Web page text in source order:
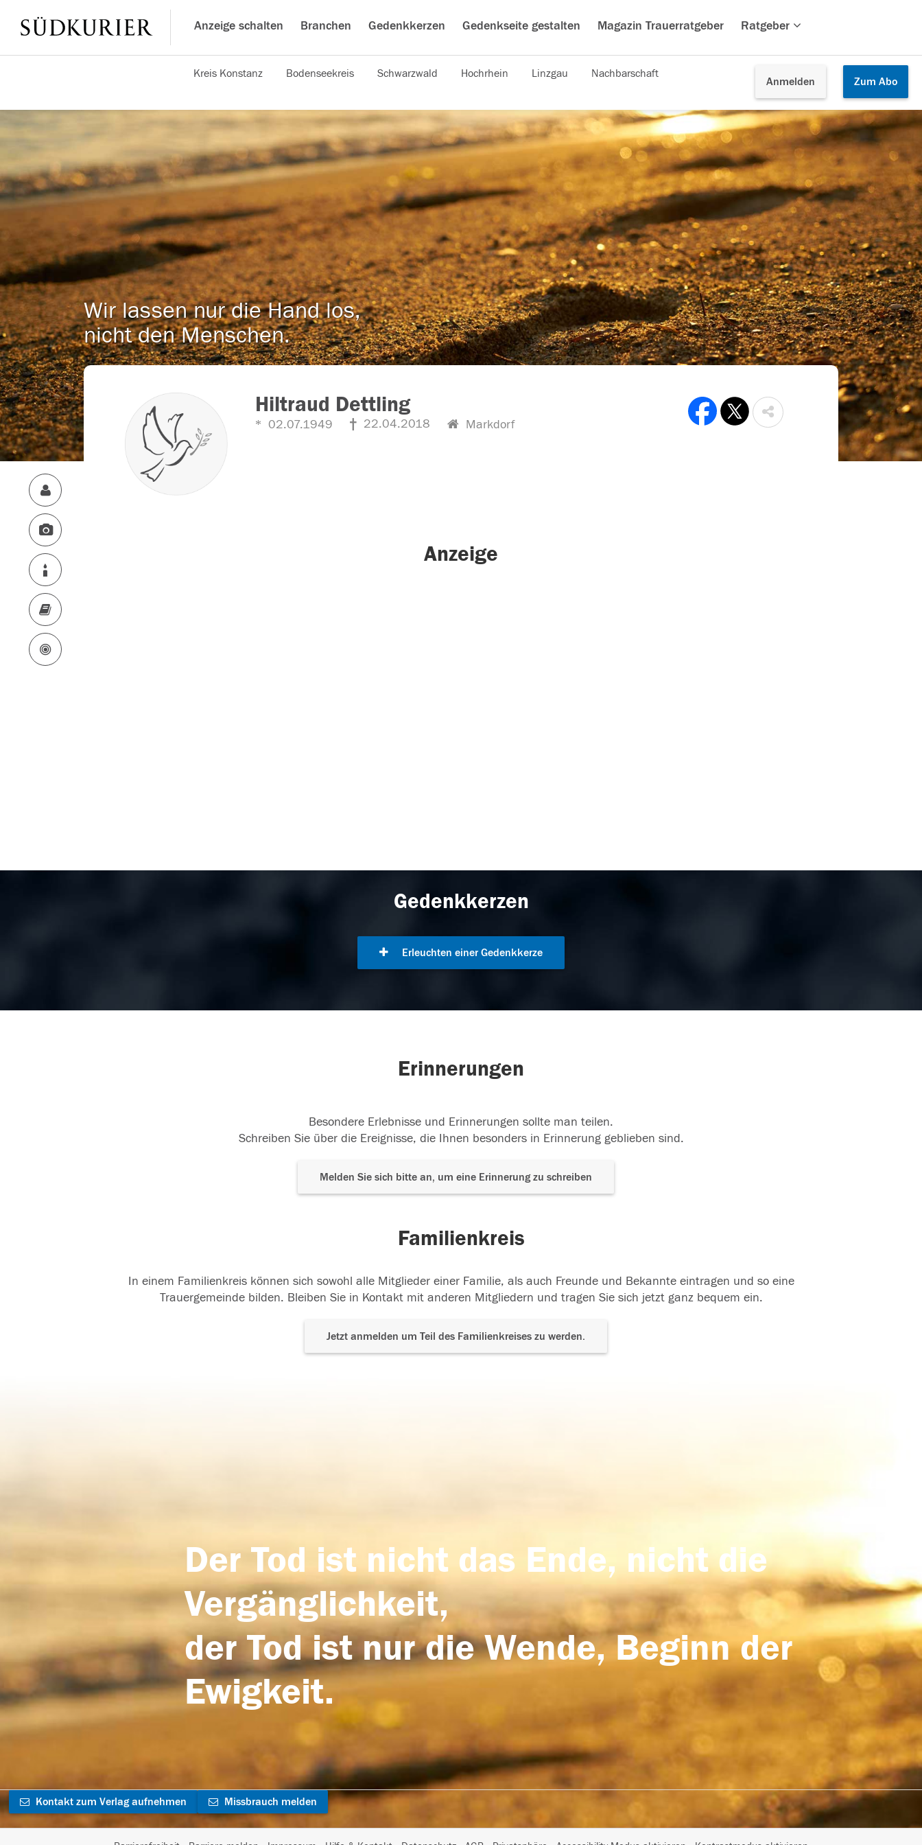
Anzeige schalten Branchen Gedenkkerzen Gedenkseite gestalten Magazin Trauerratgeber Ratgeber
Anmelden Zum Abo
Kreis Konstanz Bodenseekreis Schwarzwald Hochrhein Linzgau Nachbarschaft
Wir lassen nur die Hand los,
nicht den Menschen.
Hiltraud Dettling
02.07.1949 22.04.2018 Markdorf
Anzeige
Gedenkkerzen
Erleuchten einer Gedenkkerze
Erinnerungen
Besondere Erlebnisse und Erinnerungen sollte man teilen.
Schreiben Sie über die Ereignisse, die Ihnen besonders in Erinnerung geblieben sind.
Melden Sie sich bitte an, um eine Erinnerung zu schreiben
Familienkreis
In einem Familienkreis können sich sowohl alle Mitglieder einer Familie, als auch Freunde und Bekannte eintragen und so eine
Trauergemeinde bilden. Bleiben Sie in Kontakt mit anderen Mitgliedern und tragen Sie sich jetzt ganz bequem ein.
Jetzt anmelden um Teil des Familienkreises zu werden.
Der Tod ist nicht das Ende, nicht die
Vergänglichkeit,
der Tod ist nur die Wende, Beginn der
Ewigkeit.
Kontakt zum Verlag aufnehmen Missbrauch melden